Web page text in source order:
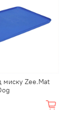
миску Zee.Mat